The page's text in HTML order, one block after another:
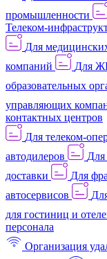
промышленности
Телеком-
Для
компаний
Для
образовательных
управляющих
контактных центров
Для телеком-
автодилеров
Для
доставки
Для
автосервисов
для гостиниц и
персонала
Организация